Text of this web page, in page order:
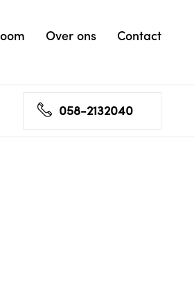
Over ons Contact
058-2132040